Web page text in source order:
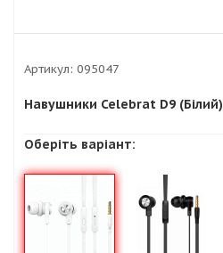
Артикул: 095047
Навушники Celebrat D9 (Білий)
Оберіть варіант: